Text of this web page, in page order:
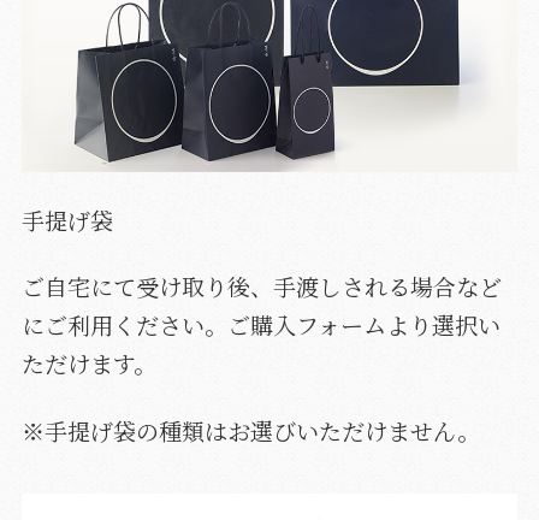
手提げ袋
ご自宅にて受け取り後、手渡しされる場合など
にご利用ください。ご購入フォームより選択い
ただけます。
※手提げ袋の種類はお選びいただけません。